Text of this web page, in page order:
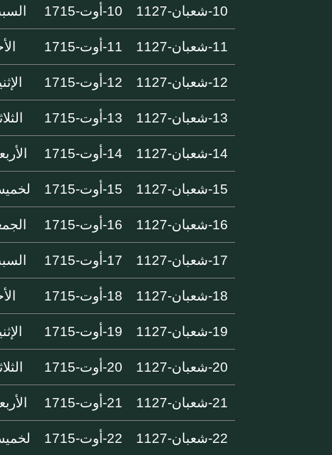
10-شعبان-1127 10-أوت-1715
11-شعبان-1127 11-أوت-1715
12-شعبان-1127 12-أوت-1715
13-شعبان-1127 13-أوت-1715
14-شعبان-1127 14-أوت-1715
15-شعبان-1127 15-أوت-1715
16-شعبان-1127 16-أوت-1715
17-شعبان-1127 17-أوت-1715
18-شعبان-1127 18-أوت-1715
19-شعبان-1127 19-أوت-1715
20-شعبان-1127 20-أوت-1715
21-شعبان-1127 21-أوت-1715
22-شعبان-1127 22-أوت-1715